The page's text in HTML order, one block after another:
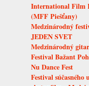
International Film
(MFF Piešťany)
Medzinárodný
JEDEN SVET
Medzinárodný
Festival Bažant
Nu Dance Fest
Festival súčasného